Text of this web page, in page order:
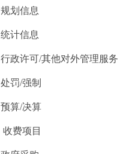
规划信息
统计信息
行政许可/其他对外管理服务
处罚/强制
预算/决算
收费项目